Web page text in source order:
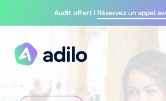
Audit offert ! Réservez un appel